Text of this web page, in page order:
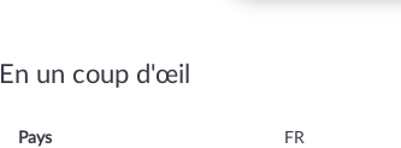
En un coup d'œil
Pays
FR